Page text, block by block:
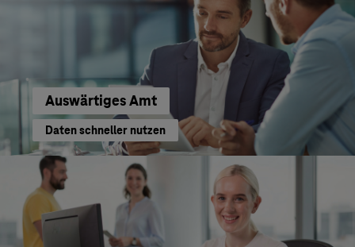
Auswärtiges Amt
Daten schneller nutzen